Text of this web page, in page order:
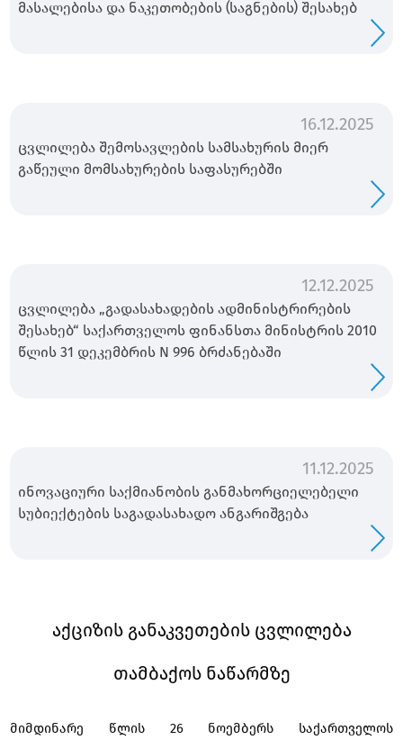
მასალებისა და ნაკეთობების (საგნების) შესახებ
16.12.2025
ცვლილება შემოსავლების სამსახურის მიერ
გაწეული მომსახურების საფასურებში
12.12.2025
ცვლილება „გადასახადების ადმინისტრირების
შესახებ“ საქართველოს ფინანსთა მინისტრის 2010
წლის 31 დეკემბრის N 996 ბრძანებაში
11.12.2025
ინოვაციური საქმიანობის განმახორციელებელი
სუბიექტების საგადასახადო ანგარიშგება
აქციზის განაკვეთების ცვლილება
თამბაქოს ნაწარმზე
მიმდინარე წლის 26 ნოემბერს საქართველოს